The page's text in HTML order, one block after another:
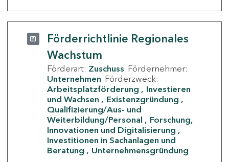
Förderrichtlinie Regionales
Wachstum
Förderart: Zuschuss Fördernehmer:
Unternehmen Förderzweck:
Arbeitsplatzförderung
Investieren
und Wachsen
Existenzgründung
Qualifizierung/Aus- und
Weiterbildung/Personal
Forschung,
Innovationen und Digitalisierung
Investitionen in Sachanlagen und
Beratung
Unternehmensgründung